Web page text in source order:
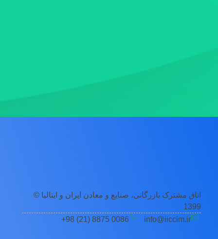
اتاق مشترک بازرگانی، صنایع و معادن ایران و ایتالیا ©
1399
info@iiccim.ir
0086 8875 (21) 98+